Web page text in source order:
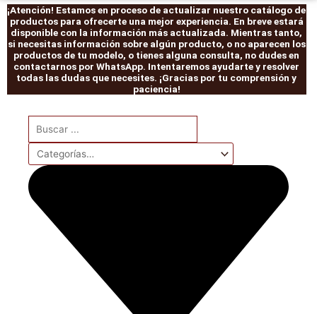
¡Atención! Estamos en proceso de actualizar nuestro catálogo de
productos para ofrecerte una mejor experiencia. En breve estará
disponible con la información más actualizada. Mientras tanto,
si necesitas información sobre algún producto, o no aparecen los
productos de tu modelo, o tienes alguna consulta, no dudes en
contactarnos por WhatsApp. Intentaremos ayudarte y resolver
todas las dudas que necesites. ¡Gracias por tu comprensión y
paciencia!
Search
...